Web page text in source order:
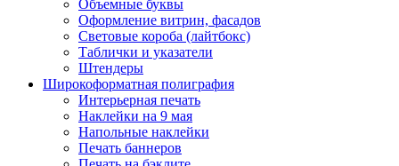
Объемные буквы
Оформление витрин, фасадов
Световые короба (лайтбокс)
Таблички и указатели
Штендеры
Широкоформатная полиграфия
Интерьерная печать
Наклейки на 9 мая
Напольные наклейки
Печать баннеров